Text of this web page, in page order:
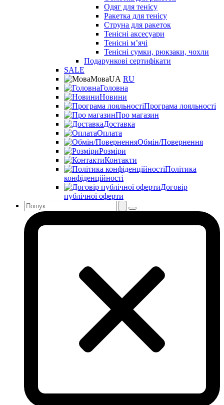
Одяг для тенісу
Ракетка для тенісу
Струна для ракеток
Тенісні аксесуари
Тенісні мʼячі
Тенісні сумки, рюкзаки, чохли
Подарункові сертифікати
SALE
МоваUA RU
Головна
Новини
Програма лояльності
Про магазин
Доставка
Оплата
Обмін/Повернення
Розміри
Контакти
Політика
конфіденційності
Договір
публічної оферти